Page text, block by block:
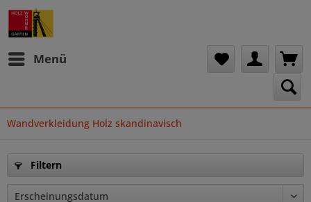
Menü
Wandverkleidung Holz skandinavisch
Filtern